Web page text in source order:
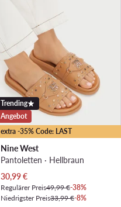
extra -35% Code: LAST
Trending
Angebot
Nine West
Pantoletten · Hellbraun
Aktueller Preis
30,99€
Regulärer Preis49,99 €-38%
Niedrigster Preis33,99 €-8%